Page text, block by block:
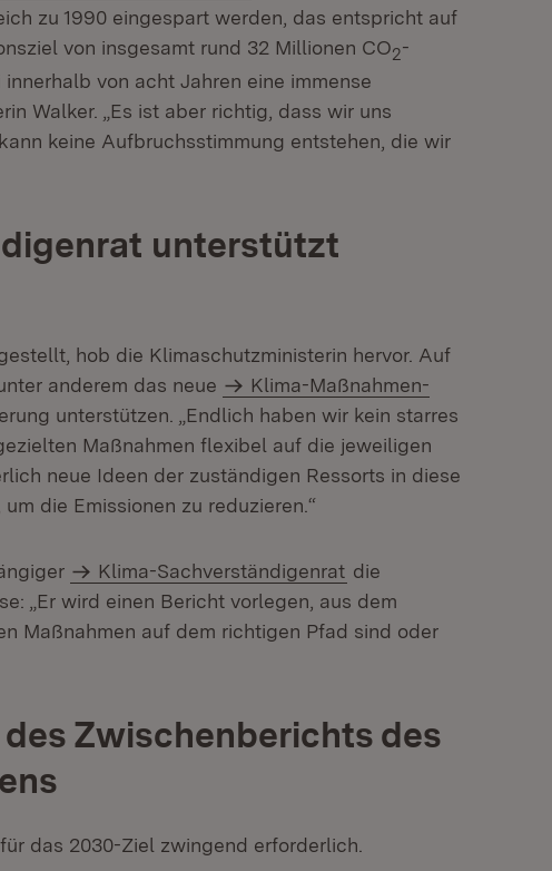
zu 1990 eingespart werden, das entspricht auf
von insgesamt rund 32 Millionen CO2-
von acht Jahren eine immense
Walker. „Es ist aber richtig, dass wir uns
keine Aufbruchsstimmung entstehen, die wir
unterstützt
hob die Klimaschutzministerin hervor. Auf
anderem das neue
Klima-Maßnahmen-
unterstützen. „Endlich haben wir kein starres
Maßnahmen flexibel auf die jeweiligen
neue Ideen der zuständigen Ressorts in diese
die Emissionen zu reduzieren.“
Klima-Sachverständigenrat die
„Er wird einen Bericht vorlegen, aus dem
Maßnahmen auf dem richtigen Pfad sind oder
Zwischenberichts des
das 2030-Ziel zwingend erforderlich.